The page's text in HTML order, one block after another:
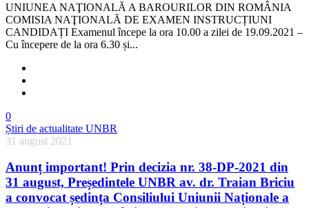
UNIUNEA NAŢIONALĂ A BAROURILOR DIN ROMÂNIA
COMISIA NAŢIONALĂ DE EXAMEN INSTRUCȚIUNI
CANDIDAȚI Examenul începe la ora 10.00 a zilei de 19.09.2021 –
Cu începere de la ora 6.30 și...
0
Știri de actualitate UNBR
31 august 2021
Anunț important! Prin decizia nr. 38-DP-2021 din
31 august, Președintele UNBR av. dr. Traian Briciu
a convocat ședința Consiliului Uniunii Naționale a